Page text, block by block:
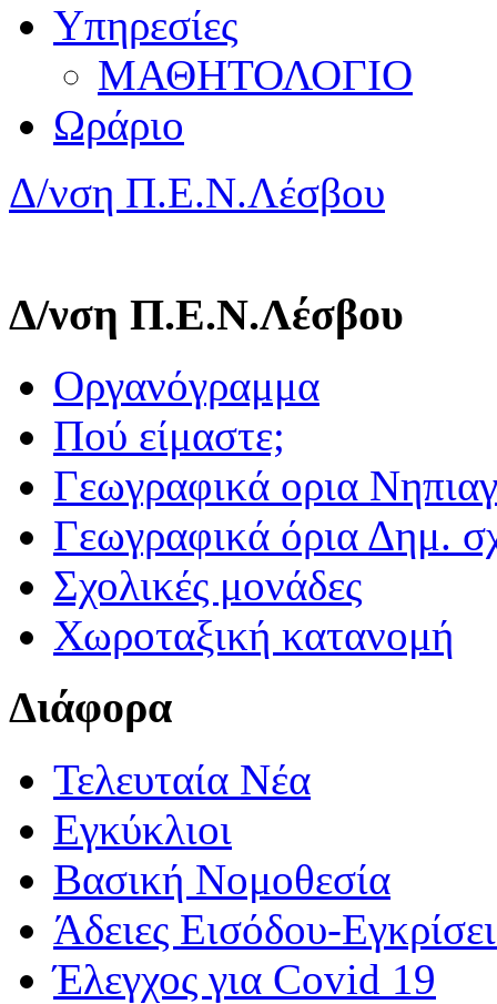
Υπηρεσίες
ΜΑΘΗΤΟΛΟΓΙΟ
Ωράριο
Δ/νση Π.Ε.Ν.Λέσβου
Δ/νση Π.Ε.Ν.Λέσβου
Οργανόγραμμα
Πού είμαστε;
Γεωγραφικά ορια
Γεωγραφικά όρια Δημ.
Σχολικές μονάδες
Χωροταξική κατανομή
Διάφορα
Τελευταία Νέα
Εγκύκλιοι
Βασική Νομοθεσία
Άδειες Εισόδου-
Έλεγχος για Covid 19